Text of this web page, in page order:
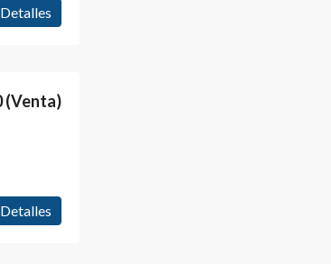
Detalles
(Venta)
Detalles